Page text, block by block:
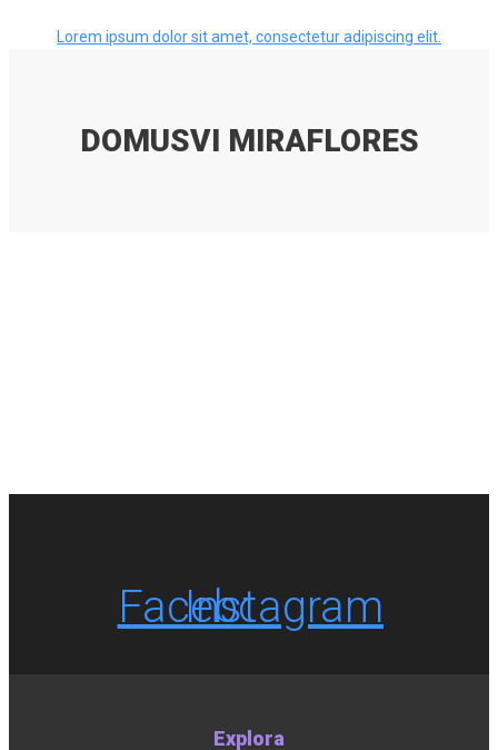
Lorem ipsum dolor sit amet, consectetur adipiscing elit.
DOMUSVI MIRAFLORES
Facebook
Instagram
Explora